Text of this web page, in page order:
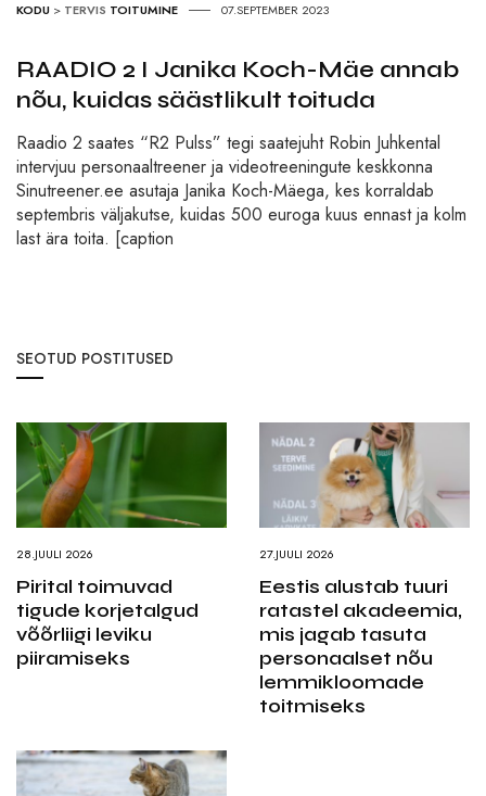
KODU > TERVIS TOITUMINE 07.SEPTEMBER 2023
RAADIO 2 I Janika Koch-Mäe annab
nõu, kuidas säästlikult toituda
Raadio 2 saates “R2 Pulss” tegi saatejuht Robin Juhkental
intervjuu personaaltreener ja videotreeningute keskkonna
Sinutreener.ee asutaja Janika Koch-Mäega, kes korraldab
septembris väljakutse, kuidas 500 euroga kuus ennast ja kolm
last ära toita. [caption
SEOTUD POSTITUSED
28.JUULI 2026
Pirital toimuvad
tigude korjetalgud
võõrliigi leviku
piiramiseks
27.JUULI 2026
Eestis alustab tuuri
ratastel akadeemia,
mis jagab tasuta
personaalset nõu
lemmikloomade
toitmiseks